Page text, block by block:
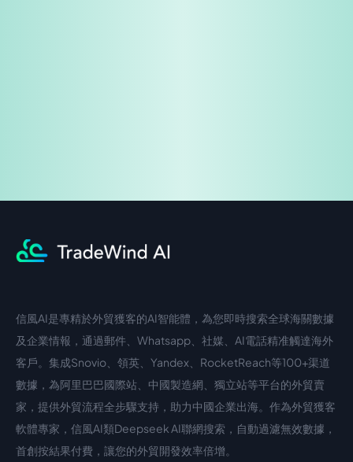
中文入口
信風AI是專精於外貿獲客的AI智能體，為您即時搜索全球海關數據
及企業情報，通過郵件、Whatsapp、社媒、AI電話精准觸達海外
客戶。集成Snovio、領英、Yandex、RocketReach等100+渠道
數據，為阿里巴巴國際站、中國製造網、獨立站等平台的外貿賣
家，提供外貿流程全步驟支持，助力中國企業出海。作為外貿獲客
軟體專家，信風AI類Deepseek AI聯網搜索，自動過濾無效數據，
首創按結果付費，讓您的外貿開發效率倍增。